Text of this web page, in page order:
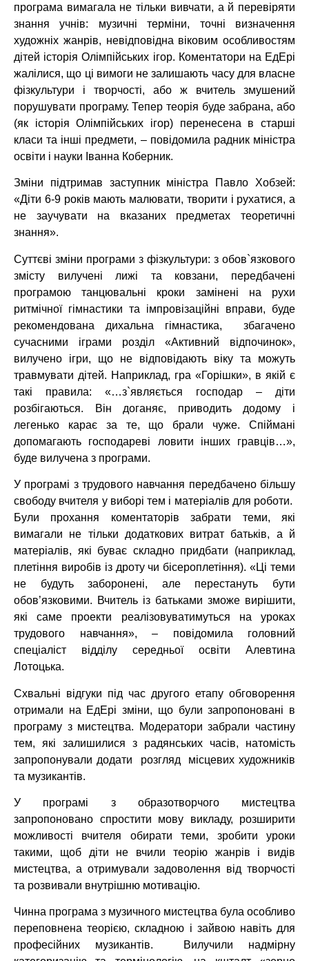
програма вимагала не тільки вивчати, а й перевіряти
знання учнів: музичні терміни, точні визначення
художніх жанрів, невідповідна віковим особливостям
дітей історія Олімпійських ігор. Коментатори на ЕдЕрі
жалілися, що ці вимоги не залишають часу для власне
фізкультури і творчості, або ж вчитель змушений
порушувати програму. Тепер теорія буде забрана, або
(як історія Олімпійських ігор) перенесена в старші
класи та інші предмети, – повідомила радник міністра
освіти і науки Іванна Коберник.
Зміни підтримав заступник міністра Павло Хобзей:
«Діти 6-9 років мають малювати, творити і рухатися, а
не заучувати на вказаних предметах теоретичні
знання».
Суттєві зміни програми з фізкультури: з обов`язкового
змісту вилучені лижі та ковзани, передбачені
програмою танцювальні кроки замінені на рухи
ритмічної гімнастики та імпровізаційні вправи, буде
рекомендована дихальна гімнастика, збагачено
сучасними іграми розділ «Активний відпочинок»,
вилучено ігри, що не відповідають віку та можуть
травмувати дітей. Наприклад, гра «Горішки», в якій є
такі правила: «…з`являється господар – діти
розбігаються. Він доганяє, приводить додому і
легенько карає за те, що брали чуже. Спіймані
допомагають господареві ловити інших гравців…»,
буде вилучена з програми.
У програмі з трудового навчання передбачено більшу
свободу вчителя у виборі тем і матеріалів для роботи.
Були прохання коментаторів забрати теми, які
вимагали не тільки додаткових витрат батьків, а й
матеріалів, які буває складно придбати (наприклад,
плетіння виробів із дроту чи бісероплетіння). «Ці теми
не будуть заборонені, але перестануть бути
обов’язковими. Вчитель із батьками зможе вирішити,
які саме проекти реалізовуватимуться на уроках
трудового навчання», – повідомила головний
спеціаліст відділу середньої освіти Алевтина
Лотоцька.
Схвальні відгуки під час другого етапу обговорення
отримали на ЕдЕрі зміни, що були запропоновані в
програму з мистецтва. Модератори забрали частину
тем, які залишилися з радянських часів, натомість
запропонували додати розгляд місцевих художників
та музикантів.
У програмі з образотворчого мистецтва
запропоновано спростити мову викладу, розширити
можливості вчителя обирати теми, зробити уроки
такими, щоб діти не вчили теорію жанрів і видів
мистецтва, а отримували задоволення від творчості
та розвивали внутрішню мотивацію.
Чинна програма з музичного мистецтва була особливо
переповнена теорією, складною і зайвою навіть для
професійних музикантів. Вилучили надмірну